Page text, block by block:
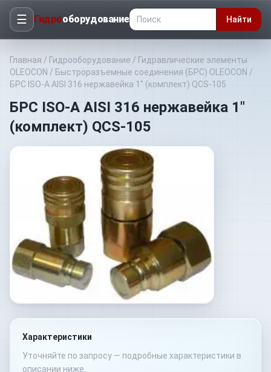
☰ Гидрооборудование Найти
Главная / Гидрооборудование / Гидравлические элементы
OLEOCON / Быстроразъемные соединения (БРС) OLEOCON /
БРС ISO-A AISI 316 нержавейка 1" (комплект) QCS-105
БРС ISO-A AISI 316 нержавейка 1"
(комплект) QCS-105
Характеристики
Уточняйте по запросу — подробные характеристики в
описании ниже.